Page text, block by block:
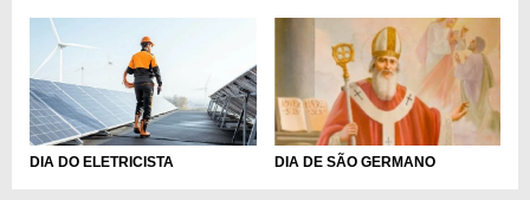
DIA DO ELETRICISTA DIA DE SÃO GERMANO